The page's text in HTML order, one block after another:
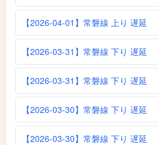
【2026-04-01】常磐線 上り 遅延
【2026-03-31】常磐線 下り 遅延
【2026-03-31】常磐線 下り 遅延
【2026-03-30】常磐線 下り 遅延
【2026-03-30】常磐線 下り 遅延